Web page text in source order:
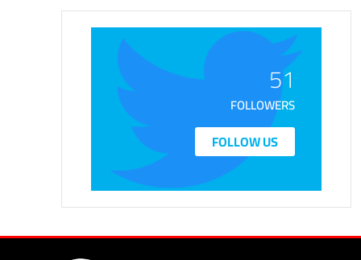
51
FOLLOWERS
FOLLOW US